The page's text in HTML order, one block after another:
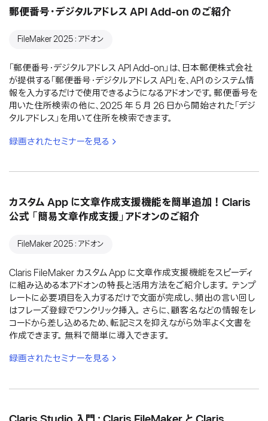
郵便番号・デジタルアドレス API Add-on のご紹介
FileMaker 2025：アドオン
「郵便番号・デジタルアドレス API Add-on」は、日本郵便株式会社
が提供する「郵便番号・デジタルアドレス API」を、API のシステム情
報を入力するだけで使用できるようになるアドオンです。郵便番号を
用いた住所検索の他に、2025 年 5 月 26 日から開始された「デジ
タルアドレス」を用いて住所を検索できます。
録画されたセミナーを見る
カスタム App に文章作成支援機能を簡単追加！Claris
公式 「簡易文章作成支援」アドオンのご紹介
FileMaker 2025：アドオン
Claris FileMaker カスタム App に文章作成支援機能をスピーディ
に組み込める本アドオンの特長と活用方法をご紹介します。 テンプ
レートに必要項目を入力するだけで文面が完成し、頻出の言い回し
はフレーズ登録でワンクリック挿入。 さらに、顧客名などの情報をレ
コードから差し込めるため、転記ミスを抑えながら効率よく文書を
作成できます。 無料で簡単に導入できます。
録画されたセミナーを見る